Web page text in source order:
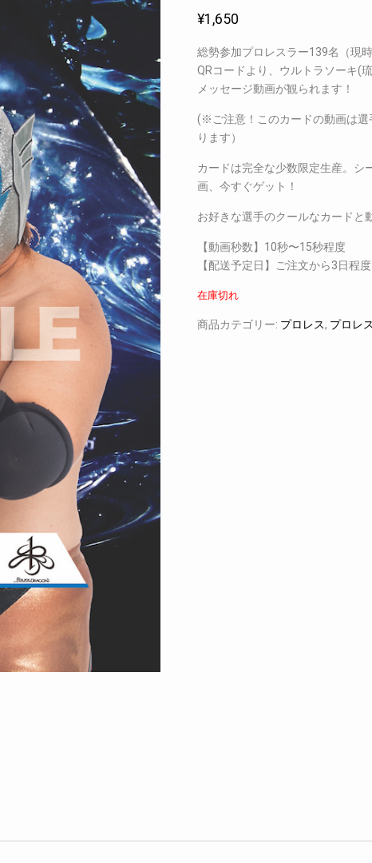
¥1,650
総勢参加プロレスラー139名（現
QRコードより、ウルトラソーキ(
メッセージ動画が観られます！
(※ご注意！このカードの動画は選
ります）
カードは完全な少数限定生産。シ
画、今すぐゲット！
お好きな選手のクールなカードと
【動画秒数】10秒〜15秒程度
【配送予定日】ご注文から3日程
在庫切れ
商品カテゴリー: プロレス, プロレ